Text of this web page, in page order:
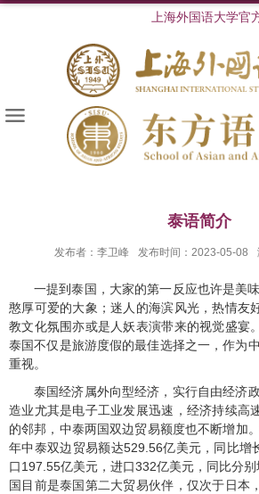
上海外国语大学官
泰语简介
发布者：李卫峰 发布时间：2023-05-08
一提到泰国，大家的第一反应也许是美
憨厚可爱的大象；迷人的海滨风光，热情友
教文化氛围亦或是人妖表演带来的视觉盛宴
泰国不仅是旅游度假的最佳选择之一，作为
重视。
泰国经济属外向型经济，实行自由经济政
造业尤其是电子工业发展迅速，经济持续高
的邻邦，中泰两国双边贸易额度也不断增加
年中泰双边贸易额达529.56亿美元，同比增
口197.55亿美元，进口332亿美元，同比分别
国目前是泰国第二大贸易伙伴，仅次于日本